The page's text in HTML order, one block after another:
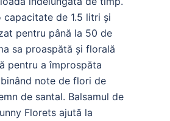
capacitate de 1.5 litri și
pentru până la 50 de
sa proaspătă și florală
pentru a împrospăta
note de flori de
de santal. Balsamul de
Florets ajută la